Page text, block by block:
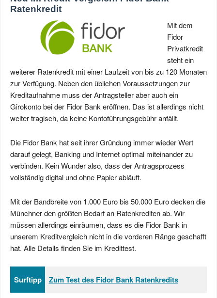
Ratenkredit
Mit dem
Fidor
Privatkredit
steht ein
weiterer Ratenkredit mit einer Laufzeit von bis zu 120 Monaten
zur Verfügung. Neben den üblichen Voraussetzungen zur
Kreditaufnahme muss der Antragsteller aber auch ein
Girokonto bei der Fidor Bank eröffnen. Das ist allerdings nicht
weiter tragisch, da keine Kontoführungsgebühr anfällt.
Die Fidor Bank hat seit ihrer Gründung immer wieder Wert
darauf gelegt, Banking und Internet optimal miteinander zu
verbinden. Kein Wunder also, dass der Antragsprozess
vollständig digital und ohne Papier abläuft.
Mit der Bandbreite von 1.000 Euro bis 50.000 Euro decken die
Münchner den größten Bedarf an Ratenkrediten ab. Wir
müssen allerdings einräumen, dass es die Fidor Bank in
unserem Kreditvergleich nicht in die vorderen Ränge geschafft
hat. Alle Details finden Sie im Kredittest.
Surftipp Zum Test des Fidor Bank Ratenkredits